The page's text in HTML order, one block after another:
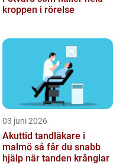
kroppen i rörelse
03 juni 2026
Akuttid tandläkare i
malmö så får du snabb
hjälp när tanden krånglar